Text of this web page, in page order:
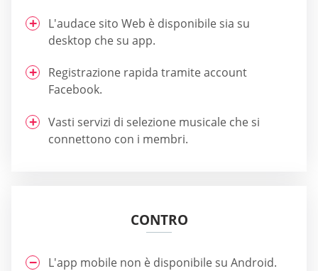
L'audace sito Web è disponibile sia su
desktop che su app.
Registrazione rapida tramite account
Facebook.
Vasti servizi di selezione musicale che si
connettono con i membri.
CONTRO
L'app mobile non è disponibile su Android.